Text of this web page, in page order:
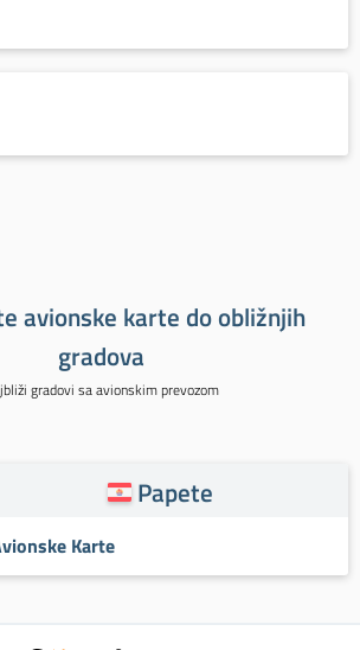
avionske karte do obližnjih
gradova
gradovi sa avionskim prevozom
Papete
Karte